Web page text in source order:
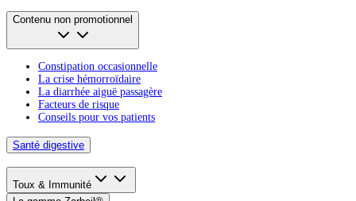
Contenu non promotionnel
Constipation occasionnelle
La crise hémorroïdaire
La diarrhée aiguë passagère
Facteurs de risque
Conseils pour vos patients
Santé digestive
Toux & Immunité